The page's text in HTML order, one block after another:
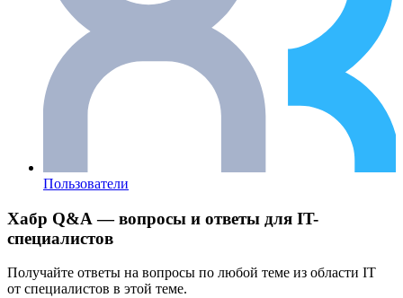
Пользователи
Хабр Q&A — вопросы и ответы для IT-
специалистов
Получайте ответы на вопросы по любой теме из области IT
от специалистов в этой теме.